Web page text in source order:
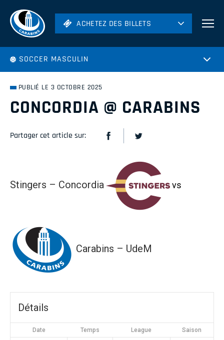
ACHETEZ DES BILLETS
Hockey
ACHETEZ DES BILLETS
SOCCER MASCULIN
PUBLIÉ LE 3 OCTOBRE 2025
CONCORDIA @ CARABINS
Partager cet article sur:
Stingers – Concordia vs
Carabins – UdeM
Détails
Date Temps League Saison